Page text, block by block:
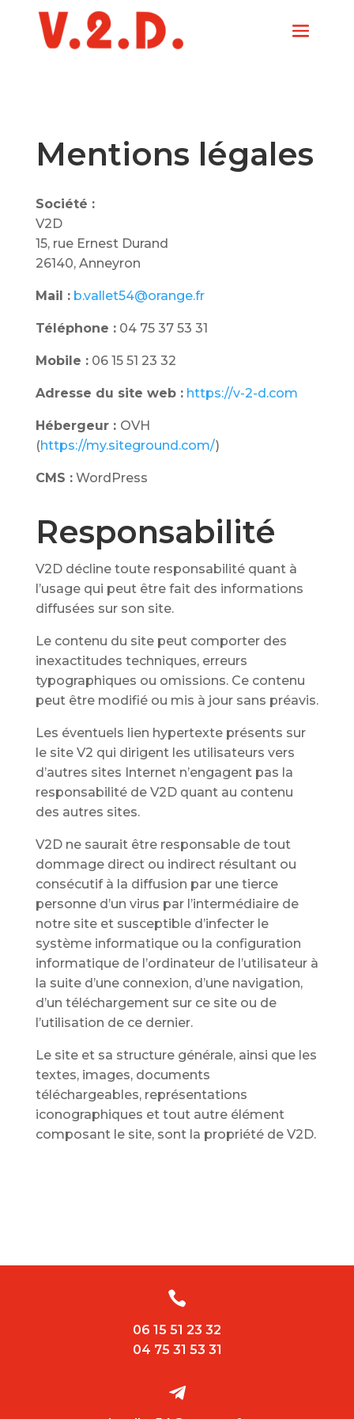
Mentions légales
Société :
V2D
15, rue Ernest Durand
26140, Anneyron
Mail : b.vallet54@orange.fr
Téléphone :04 75 37 53 31
Mobile :06 15 51 23 32
Adresse du site web : https://v-2-d.com
Hébergeur : OVH
(https://my.siteground.com/)
CMS :WordPress
Responsabilité
V2D décline toute responsabilité quant à
l’usage qui peut être fait des informations
diffusées sur son site.
Le contenu du site peut comporter des
inexactitudes techniques, erreurs
typographiques ou omissions. Ce contenu
peut être modifié ou mis à jour sans préavis.
Les éventuels lien hypertexte présents sur
le site V2 qui dirigent les utilisateurs vers
d’autres sites Internet n’engagent pas la
responsabilité de V2D quant au contenu
des autres sites.
V2D ne saurait être responsable de tout
dommage direct ou indirect résultant ou
consécutif à la diffusion par une tierce
personne d’un virus par l’intermédiaire de
notre site et susceptible d’infecter le
système informatique ou la configuration
informatique de l’ordinateur de l’utilisateur à
la suite d’une connexion, d’une navigation,
d’un téléchargement sur ce site ou de
l’utilisation de ce dernier.
Le site et sa structure générale, ainsi que les
textes, images, documents
téléchargeables, représentations
iconographiques et tout autre élément
composant le site, sont la propriété de V2D.

06 15 51 23 32
04 75 31 53 31
